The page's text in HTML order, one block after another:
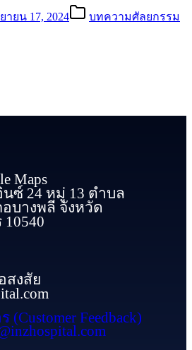
ายน 17, 2024
บทความศัลยกรรม
Maps
ซ์ 24 หมู่ 13 ตำบล
บางพลี จังหวัด
สงสัย
Feedback)